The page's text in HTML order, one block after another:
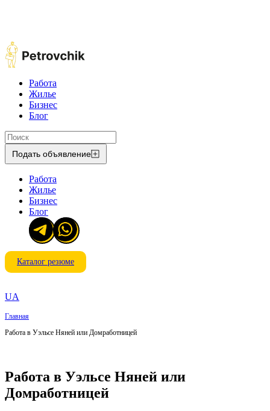
Работа
Жилье
Бизнес
Блог
Подать объявление
Работа
Жилье
Бизнес
Блог
Каталог резюме
UA
Главная
Работа в Уэльсе Няней или Домработницей
Работа в Уэльсе Няней или
Домработницей